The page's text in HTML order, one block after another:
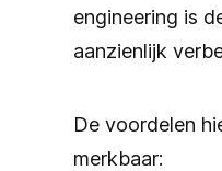
engineering is
aanzienlijk
De voordelen
merkbaar: